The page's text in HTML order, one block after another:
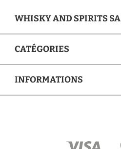
WHISKY AND SPIRITS SA
CATÉGORIES
INFORMATIONS